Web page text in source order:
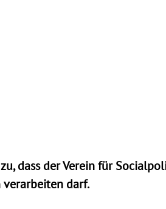
dass der Verein für
darf.